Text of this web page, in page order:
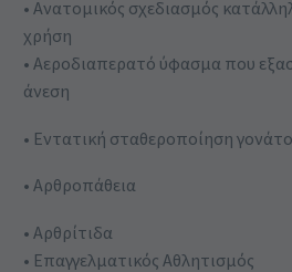
• Ανατομικός σχεδιασμός
χρήση
• Αεροδιαπερατό ύφασμα που
άνεση
• Εντατική σταθεροποίηση
• Αρθροπάθεια
• Αρθρίτιδα
• Επαγγελματικός Αθλητισμός